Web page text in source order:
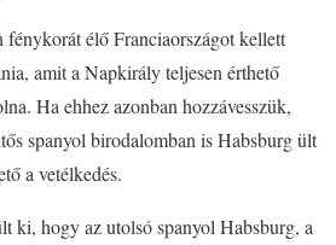
fénykorát élő Franciaországot kellett
amit a Napkirály teljesen érthető
Ha ehhez azonban hozzávesszük,
spanyol birodalomban is Habsburg ült
a vetélkedés.
ki, hogy az utolsó spanyol Habsburg, a